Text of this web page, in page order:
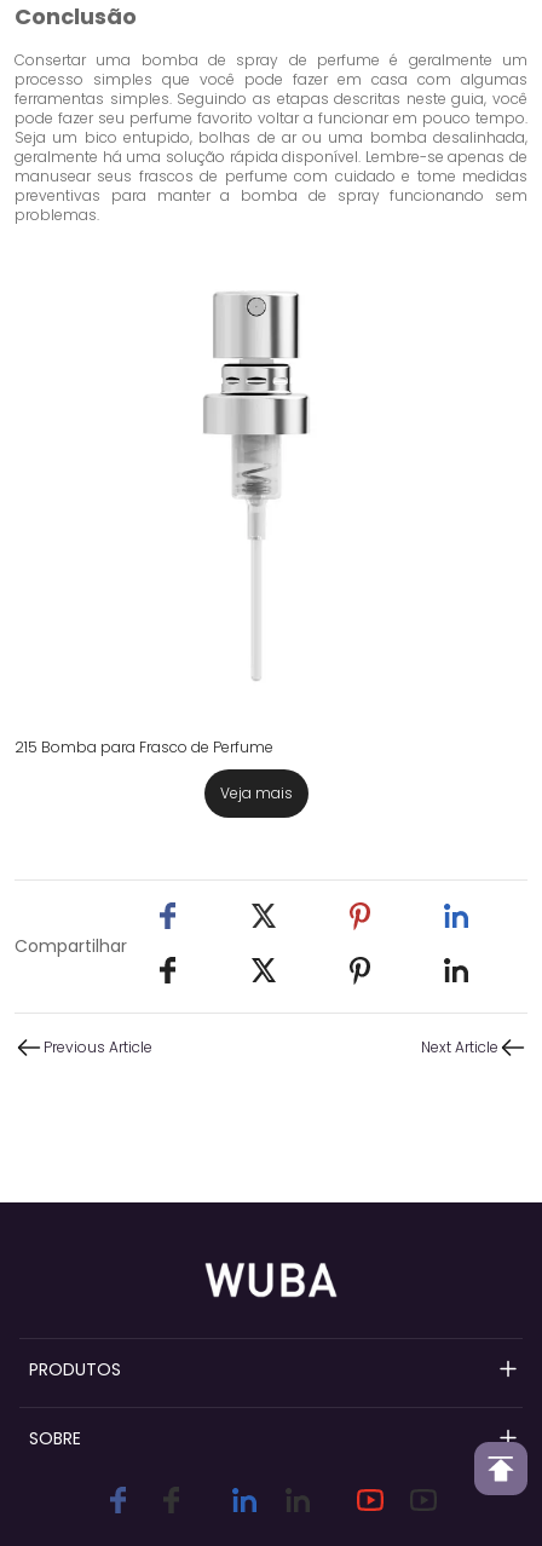
Conclusão
Consertar uma bomba de spray de perfume é geralmente um
processo simples que você pode fazer em casa com algumas
ferramentas simples. Seguindo as etapas descritas neste guia, você
pode fazer seu perfume favorito voltar a funcionar em pouco tempo.
Seja um bico entupido, bolhas de ar ou uma bomba desalinhada,
geralmente há uma solução rápida disponível. Lembre-se apenas de
manusear seus frascos de perfume com cuidado e tome medidas
preventivas para manter a bomba de spray funcionando sem
problemas.
215 Bomba para Frasco de Perfume
Veja mais
Compartilhar
Previous Article Next Article
PRODUTOS
SOBRE
Visão geral do Wuba